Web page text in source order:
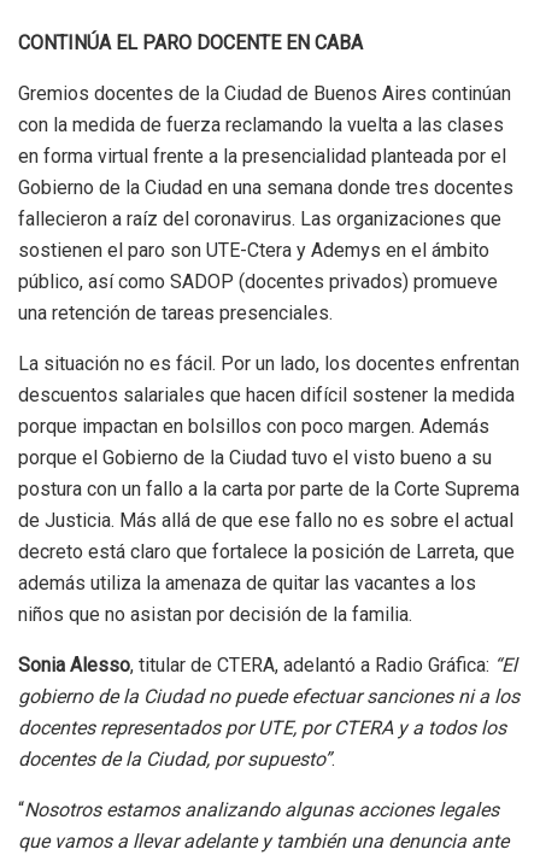
CONTINÚA EL PARO DOCENTE EN CABA
Gremios docentes de la Ciudad de Buenos Aires continúan
con la medida de fuerza reclamando la vuelta a las clases
en forma virtual frente a la presencialidad planteada por el
Gobierno de la Ciudad en una semana donde tres docentes
fallecieron a raíz del coronavirus. Las organizaciones que
sostienen el paro son UTE-Ctera y Ademys en el ámbito
público, así como SADOP (docentes privados) promueve
una retención de tareas presenciales.
La situación no es fácil. Por un lado, los docentes enfrentan
descuentos salariales que hacen difícil sostener la medida
porque impactan en bolsillos con poco margen. Además
porque el Gobierno de la Ciudad tuvo el visto bueno a su
postura con un fallo a la carta por parte de la Corte Suprema
de Justicia. Más allá de que ese fallo no es sobre el actual
decreto está claro que fortalece la posición de Larreta, que
además utiliza la amenaza de quitar las vacantes a los
niños que no asistan por decisión de la familia.
Sonia Alesso, titular de CTERA, adelantó a Radio Gráfica: “El
gobierno de la Ciudad no puede efectuar sanciones ni a los
docentes representados por UTE, por CTERA y a todos los
docentes de la Ciudad, por supuesto”.
“Nosotros estamos analizando algunas acciones legales
que vamos a llevar adelante y también una denuncia ante